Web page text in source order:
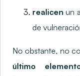
realicen un
de
No obstante, no
último